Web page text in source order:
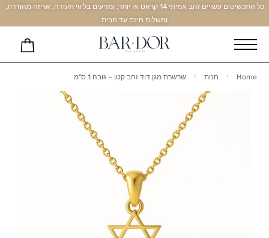
כל התכשיטים עשויים זהב אמיתי 14 קראט או יותר, ומגיעים בליווי תעודה, אריזה מהודרת,
ומשלוח חינם עד הבית
Home חנות שרשרת מגן דוד זהב קטן – גובה 1 ס"מ